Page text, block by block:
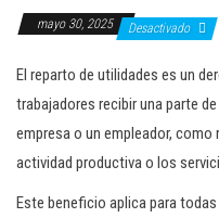
mayo 30, 2025 Desactivado
El reparto de utilidades es un
trabajadores recibir una parte
empresa o un empleador,
actividad productiva o los
Este beneficio aplica para